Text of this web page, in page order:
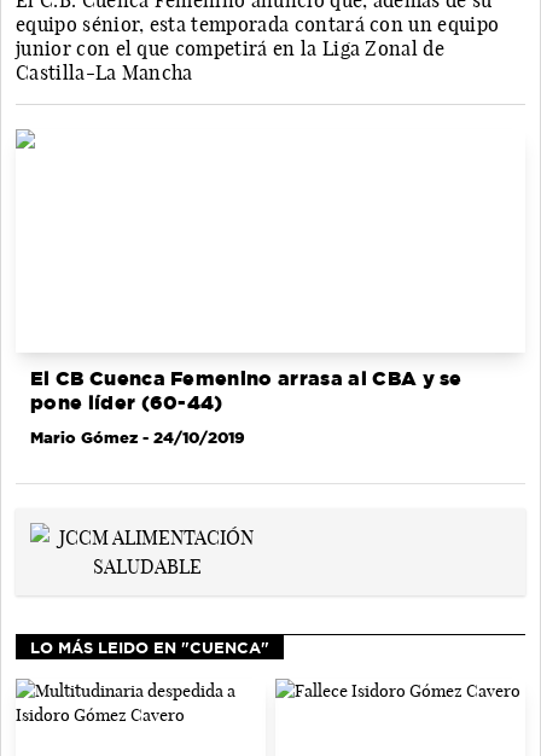
equipo sénior, esta temporada contará con un equipo
junior con el que competirá en la Liga Zonal de
Castilla-La Mancha
El CB Cuenca Femenino arrasa al CBA y se
pone líder (60-44)
Mario Gómez - 24/10/2019
LO MÁS LEIDO EN "CUENCA"